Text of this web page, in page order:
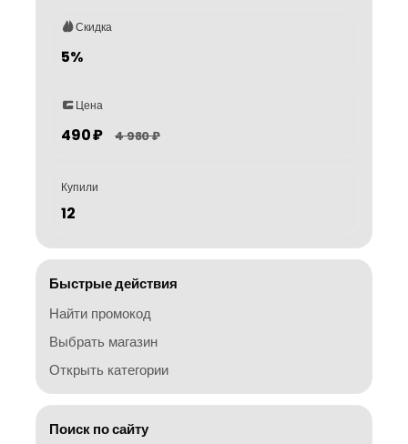
Скидка
5%
Цена
490 ₽ 4 980 ₽
Купили
12
Быстрые действия
Найти промокод
Выбрать магазин
Открыть категории
Поиск по сайту